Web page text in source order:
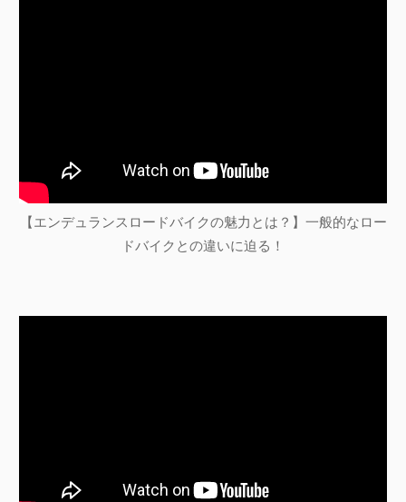
【エンデュランスロードバイクの魅力とは？】一般的なロー
ドバイクとの違いに迫る！